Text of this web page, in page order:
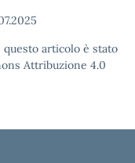
articolo è stato
Attribuzione 4.0